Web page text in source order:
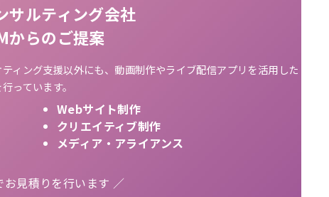
サルティング会社
からのご提案
ィング支援以外にも、動画制作やライブ配信アプリを活用した
っています。
Webサイト制作
クリエイティブ制作
メディア・アライアンス
お見積りを行います ／